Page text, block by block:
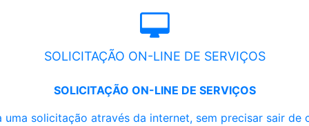
SOLICITAÇÃO ON-LINE DE SERVIÇOS
SOLICITAÇÃO ON-LINE DE SERVIÇOS
uma solicitação através da internet, sem precisar sair de